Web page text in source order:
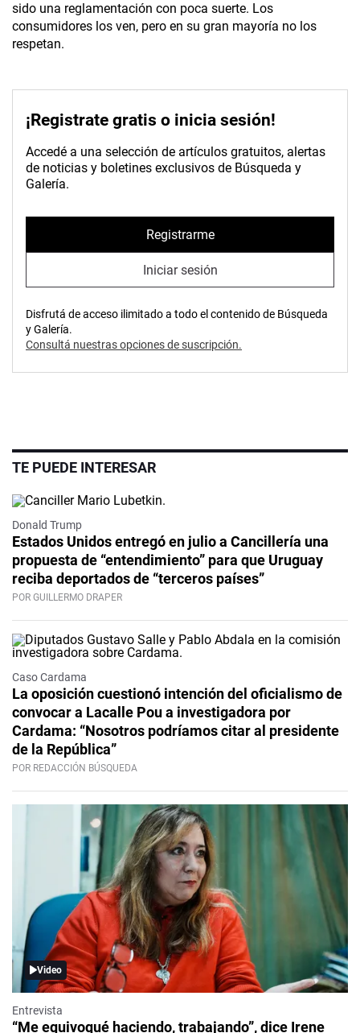
sido una reglamentación con poca suerte. Los
consumidores los ven, pero en su gran mayoría no los
respetan.
¡Registrate gratis o inicia sesión!
Accedé a una selección de artículos gratuitos, alertas
de noticias y boletines exclusivos de Búsqueda y
Galería.
Registrarme
Iniciar sesión
Disfrutá de acceso ilimitado a todo el contenido de Búsqueda
y Galería.
Consultá nuestras opciones de suscripción.
TE PUEDE INTERESAR
Donald Trump
Estados Unidos entregó en julio a Cancillería una
propuesta de “entendimiento” para que Uruguay
reciba deportados de “terceros países”
POR GUILLERMO DRAPER
Caso Cardama
La oposición cuestionó intención del oficialismo de
convocar a Lacalle Pou a investigadora por
Cardama: “Nosotros podríamos citar al presidente
de la República”
POR REDACCIÓN BÚSQUEDA
Video
Entrevista
“Me equivoqué haciendo, trabajando”, dice Irene